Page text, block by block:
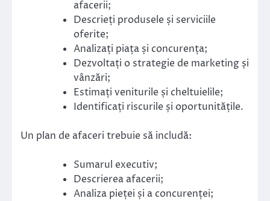
afacerii;
Descrieți produsele și serviciile
oferite;
Analizați piața și concurența;
Dezvoltați o strategie de marketing și
vânzări;
Estimați veniturile și cheltuielile;
Identificați riscurile și oportunitățile.
Un plan de afaceri trebuie să includă:
Sumarul executiv;
Descrierea afacerii;
Analiza pieței și a concurenței;